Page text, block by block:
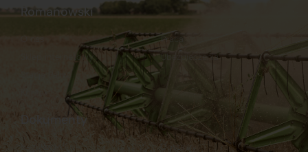
Dokumenty
Regulamin Dostawy
Romanowski
Sklep internetowy
Praca
Ubezpieczenia